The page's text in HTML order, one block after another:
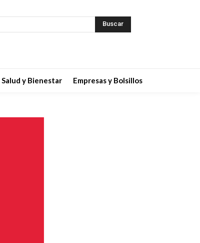
Buscar
Salud y Bienestar Empresas y Bolsillos